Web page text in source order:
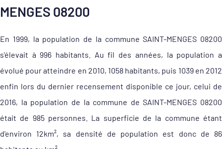
MENGES 08200
En 1999, la population de la commune SAINT-MENGES 08200
s'élevait à 996 habitants. Au fil des années, la population a
évolué pour atteindre en 2010, 1058 habitants, puis 1039 en 2012
enfin lors du dernier recensement disponible ce jour, celui de
2016, la population de la commune de SAINT-MENGES 08200
était de 985 personnes. La superficie de la commune étant
d'environ 12km², sa densité de population est donc de 86